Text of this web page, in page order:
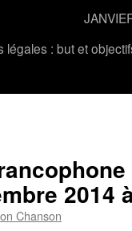
légales : but et
2014
Chanson